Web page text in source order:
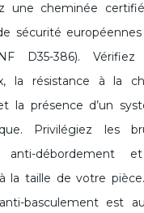
une cheminée
sécurité
D35-386).
la résistance à la
la présence d’un
Privilégiez les
anti-débordement
la taille de votre
basculement est